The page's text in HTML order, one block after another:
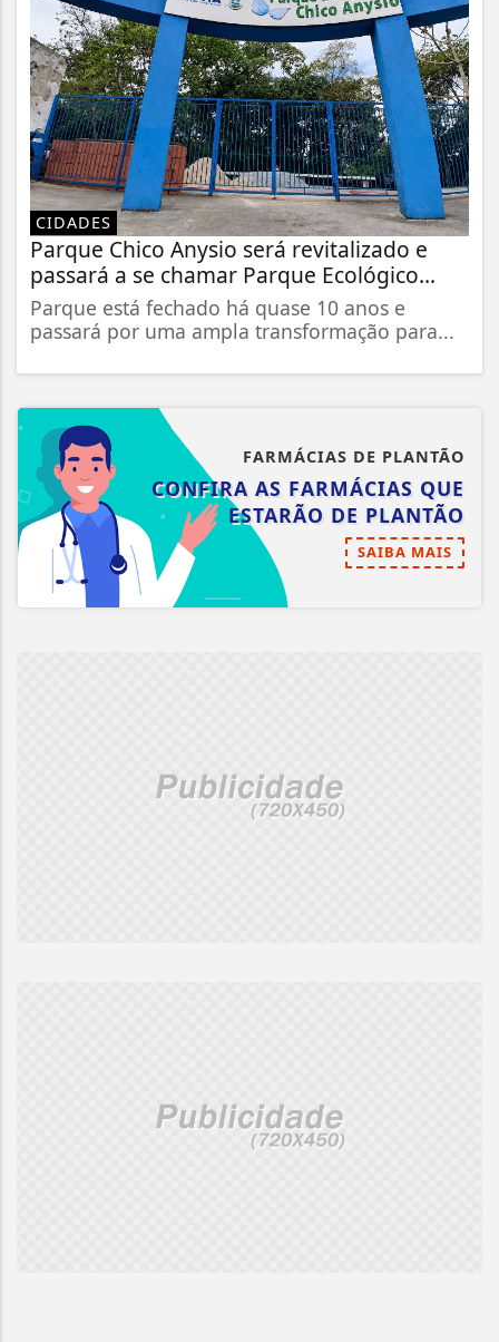
CIDADES
Parque Chico Anysio será revitalizado e
passará a se chamar Parque Ecológico...
Parque está fechado há quase 10 anos e
passará por uma ampla transformação para...
FARMÁCIAS DE PLANTÃO
CONFIRA AS FARMÁCIAS QUE
ESTARÃO DE PLANTÃO
SAIBA MAIS